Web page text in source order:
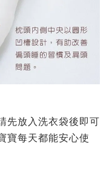
先放入洗衣袋後即可
寶每天都能安心使